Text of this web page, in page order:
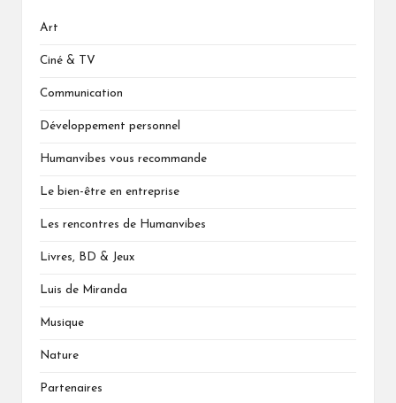
Art
Ciné & TV
Communication
Développement personnel
Humanvibes vous recommande
Le bien-être en entreprise
Les rencontres de Humanvibes
Livres, BD & Jeux
Luis de Miranda
Musique
Nature
Partenaires